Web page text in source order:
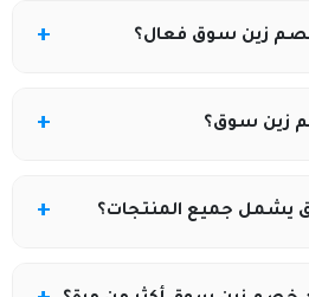
زين سوق فعال؟
كود خصم زين سوق من خلال
زين سوق؟
ثم أدخل الكود الذي
جميع المنتجات؟
ويوضح كوبونيلا ما إذا كان